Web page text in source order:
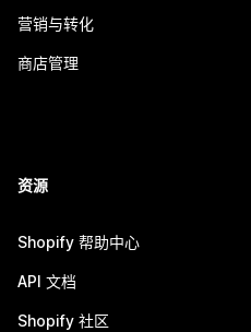
营销与转化
商店管理
资源
Shopify 帮助中心
API 文档
Shopify 社区